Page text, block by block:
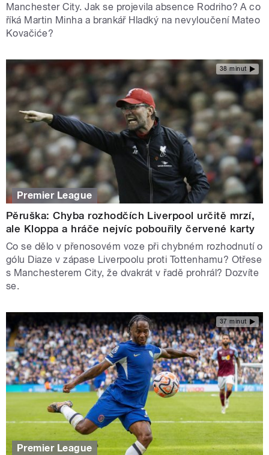
Manchester City. Jak se projevila absence Rodriho? A co
říká Martin Minha a brankář Hladký na nevyloučení Mateo
Kovačiće?
38 minut
Premier League
Pěruška: Chyba rozhodčích Liverpool určitě mrzí,
ale Kloppa a hráče nejvíc pobouřily červené karty
Co se dělo v přenosovém voze při chybném rozhodnutí o
gólu Diaze v zápase Liverpoolu proti Tottenhamu? Otřese
s Manchesterem City, že dvakrát v řadě prohrál? Dozvíte
se.
37 minut
Premier League